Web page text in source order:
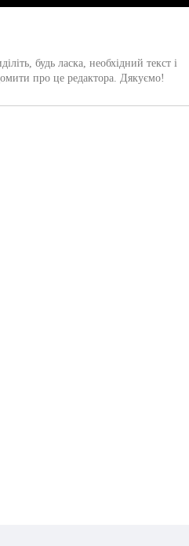
будь ласка, необхідний текст і
про це редактора. Дякуємо!